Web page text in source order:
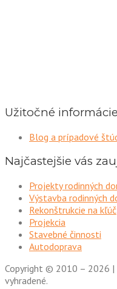
Užitočné informácie
Blog a prípadové
Najčastejšie vás
Projekty rodinných
Výstavba rodinných
Rekonštrukcie na kľúč
Projekcia
Stavebné činnosti
Autodoprava
Copyright © 2010 – 2026 |
vyhradené.